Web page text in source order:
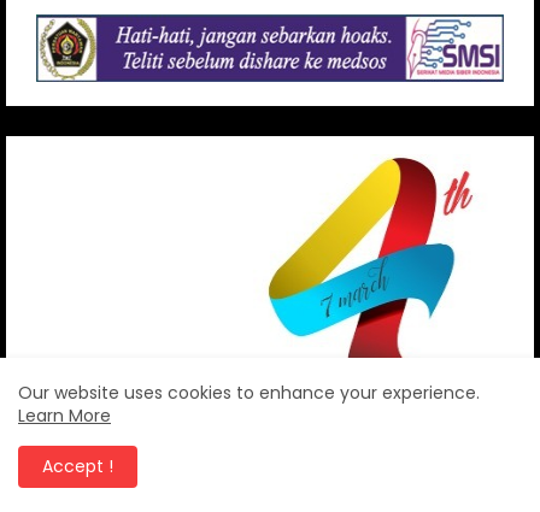
Our website uses cookies to enhance your experience.
Learn More
Accept !